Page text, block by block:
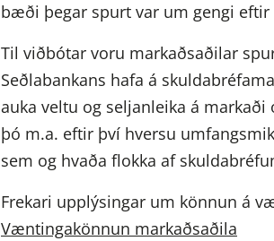
bæði þegar spurt var um gengi
Til viðbótar voru markaðsaðilar
Seðlabankans hafa á
auka veltu og seljanleika á
þó m.a. eftir því hversu
sem og hvaða flokka af
Frekari upplýsingar um könnun á
Væntingakönnun markaðsaðila